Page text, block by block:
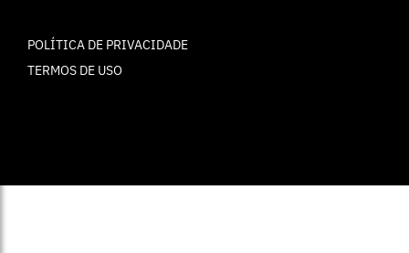
POLÍTICA DE PRIVACIDADE
TERMOS DE USO